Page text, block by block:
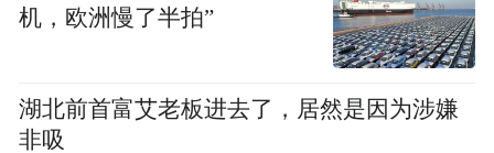
机，欧洲慢了半拍”
湖北前首富艾老板进去了，居然是因为涉嫌
非吸